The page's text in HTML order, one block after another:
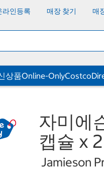
라인등록 매장 찾기 매
상품Online-Only
자미에
캡슐 x
Jamieson